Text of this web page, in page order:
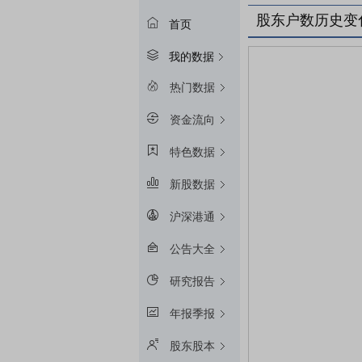
首页
我的数据
热门数据
资金流向
特色数据
新股数据
沪深港通
公告大全
研究报告
年报季报
股东股本
股东户数历史